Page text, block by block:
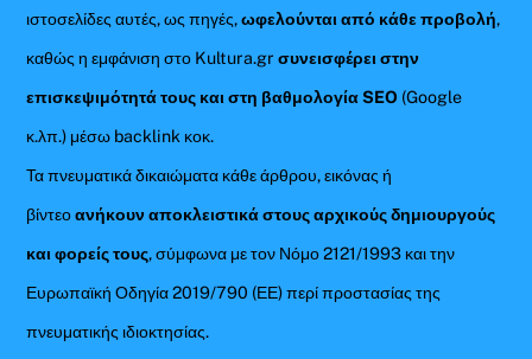
ιστοσελίδες αυτές, ως πηγές,ωφελούνται από κάθε προβολή,
καθώς η εμφάνιση στο Kultura.gr συνεισφέρει στην
επισκεψιμότητά τους και στη βαθμολογία SEO (Google
κ.λπ.) μέσω backlink κοκ.
Τα πνευματικά δικαιώματα κάθε άρθρου, εικόνας ή
βίντεοανήκουν αποκλειστικά στους αρχικούς δημιουργούς
και φορείς τους, σύμφωνα με τον Νόμο 2121/1993 και την
Ευρωπαϊκή Οδηγία 2019/790 (ΕΕ) περί προστασίας της
πνευματικής ιδιοκτησίας.